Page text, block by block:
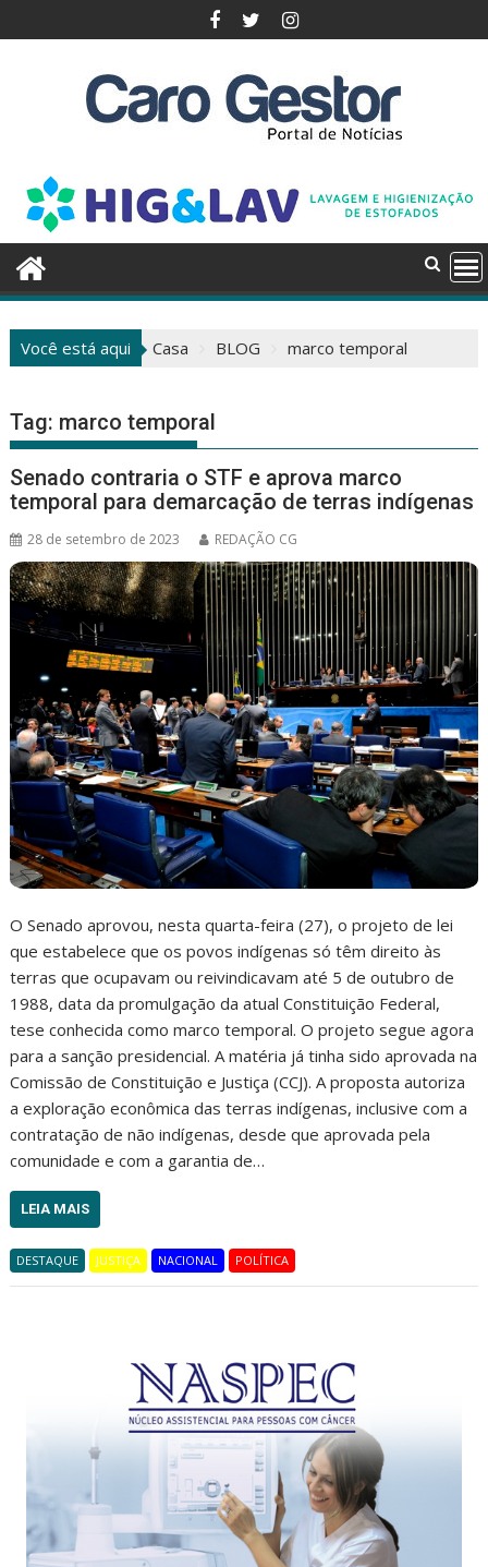
para
Você está aqui Casa BLOG marco temporal
Tag: marco temporal
Senado contraria o STF e aprova marco
temporal para demarcação de terras indígenas
28 de setembro de 2023 REDAÇÃO CG
O Senado aprovou, nesta quarta-feira (27), o projeto de lei
que estabelece que os povos indígenas só têm direito às
terras que ocupavam ou reivindicavam até 5 de outubro de
1988, data da promulgação da atual Constituição Federal,
tese conhecida como marco temporal. O projeto segue agora
para a sanção presidencial. A matéria já tinha sido aprovada na
Comissão de Constituição e Justiça (CCJ). A proposta autoriza
a exploração econômica das terras indígenas, inclusive com a
contratação de não indígenas, desde que aprovada pela
comunidade e com a garantia de…
LEIA MAIS
DESTAQUE JUSTIÇA NACIONAL POLÍTICA